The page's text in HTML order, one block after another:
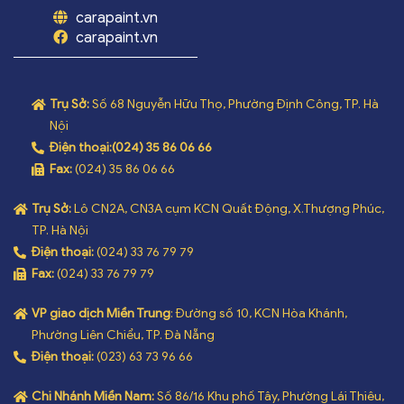
carapaint.vn
carapaint.vn
Trụ Sở:Số 68 Nguyễn Hữu Thọ, Phường Định Công, TP. Hà
Nội
Điện thoại:(024) 35 86 06 66
Fax:(024) 35 86 06 66
Trụ Sở:Lô CN2A, CN3A cụm KCN Quất Động, X.Thượng Phúc,
TP. Hà Nội
Điện thoại:(024) 33 76 79 79
Fax:(024) 33 76 79 79
VP giao dịch Miền Trung: Đường số 10, KCN Hòa Khánh,
Phường Liên Chiểu, TP. Đà Nẵng
Điện thoại:(023) 63 73 96 66
Chi Nhánh Miền Nam:Số 86/16 Khu phố Tây, Phường Lái Thiêu,